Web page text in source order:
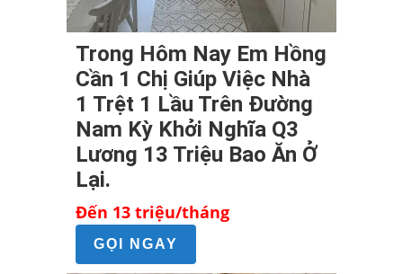
Trong Hôm Nay Em Hồng
Cần 1 Chị Giúp Việc Nhà
1 Trệt 1 Lầu Trên Đường
Nam Kỳ Khởi Nghĩa Q3
Lương 13 Triệu Bao Ăn Ở
Lại.
Đến 13 triệu/tháng
GỌI NGAY